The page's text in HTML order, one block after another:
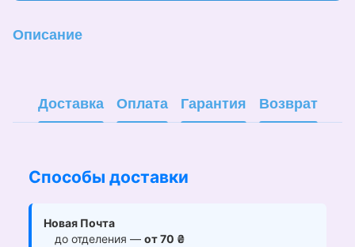
Описание
Доставка Оплата Гарантия Возврат
Способы доставки
Новая Почта
до отделения — от 70 ₴